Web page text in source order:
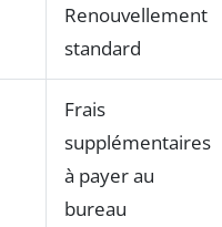
Renouvellement
standard
Frais
supplémentaires
à payer au
bureau